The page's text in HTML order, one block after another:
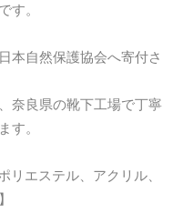
す。
自然保護協会へ寄付さ
奈良県の靴下工場で丁寧
す。
エステル、アクリル、